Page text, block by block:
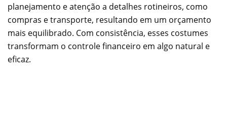
planejamento e atenção a detalhes rotineiros, como
compras e transporte, resultando em um orçamento
mais equilibrado. Com consistência, esses costumes
transformam o controle financeiro em algo natural e
eficaz.